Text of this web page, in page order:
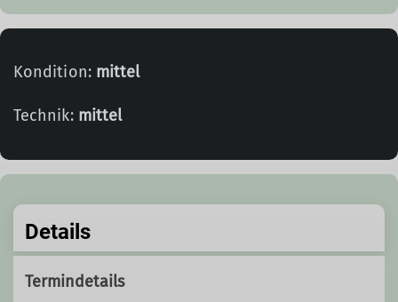
Kondition: mittel
Technik: mittel
Details
Termindetails